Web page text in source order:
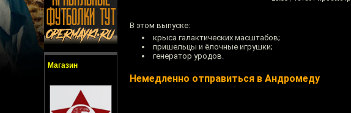
Магазин
В этом выпуске:
крыса галактических масштабов;
пришельцы и ёлочные игрушки;
генератор уродов.
Немедленно отправиться в Андромеду